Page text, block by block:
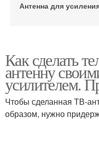
Антенна для
Цифровые антенны
Антенны для
Как сделать
антенну
усилителем.
Чтобы сделанная ТВ-
образом, нужно